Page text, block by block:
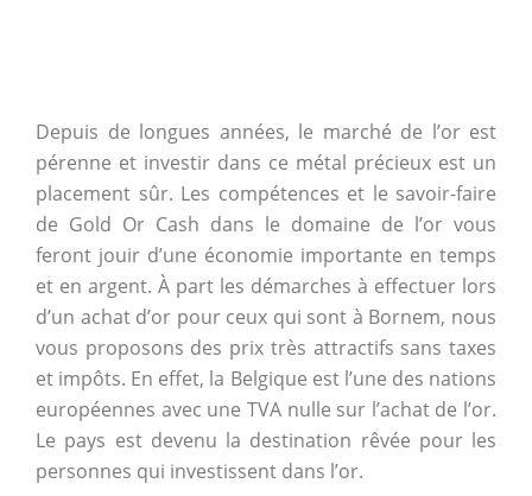
Depuis de longues années, le marché de l’or est
pérenne et investir dans ce métal précieux est un
placement sûr. Les compétences et le savoir-faire
de Gold Or Cash dans le domaine de l’or vous
feront jouir d’une économie importante en temps
et en argent. À part les démarches à effectuer lors
d’un achat d’or pour ceux qui sont à Bornem, nous
vous proposons des prix très attractifs sans taxes
et impôts. En effet, la Belgique est l’une des nations
européennes avec une TVA nulle sur l’achat de l’or.
Le pays est devenu la destination rêvée pour les
personnes qui investissent dans l’or.